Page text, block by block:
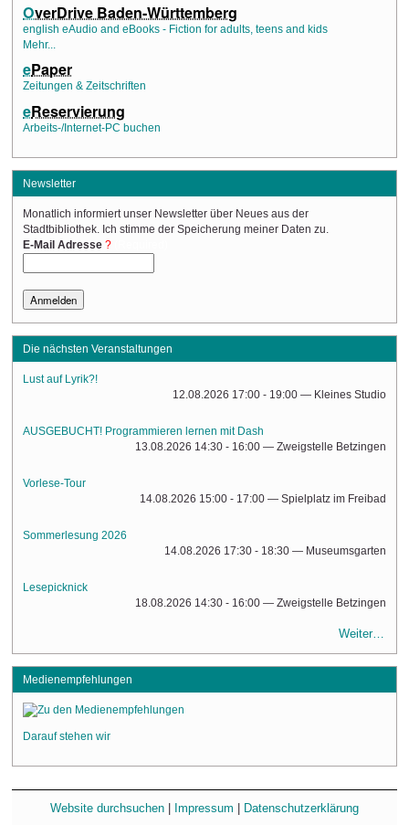
OverDrive Baden-Württemberg
english eAudio and eBooks - Fiction for adults, teens and kids
Mehr...
ePaper
Zeitungen & Zeitschriften
eReservierung
Arbeits-/Internet-PC buchen
Newsletter
Monatlich informiert unser Newsletter über Neues aus der
Stadtbibliothek. Ich stimme der Speicherung meiner Daten zu.
E-Mail Adresse
Die nächsten Veranstaltungen
Lust auf Lyrik?!
12.08.2026 17:00 - 19:00 — Kleines Studio
AUSGEBUCHT! Programmieren lernen mit Dash
13.08.2026 14:30 - 16:00 — Zweigstelle Betzingen
Vorlese-Tour
14.08.2026 15:00 - 17:00 — Spielplatz im Freibad
Sommerlesung 2026
14.08.2026 17:30 - 18:30 — Museumsgarten
Lesepicknick
18.08.2026 14:30 - 16:00 — Zweigstelle Betzingen
Weiter…
Medienempfehlungen
Darauf stehen wir
Website durchsuchen Impressum Datenschutzerklärung